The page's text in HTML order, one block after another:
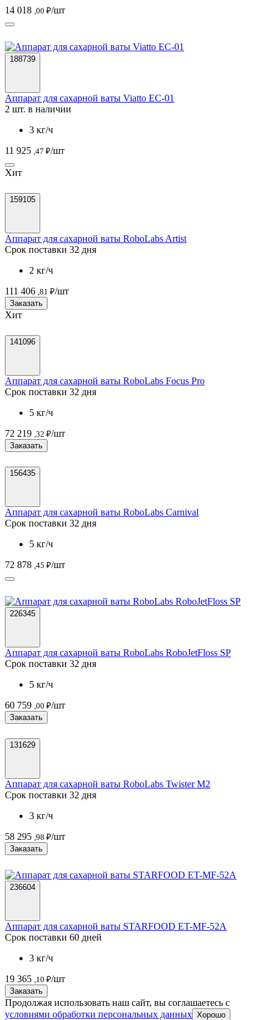
14 018 ,00 ₽/шт
188739
Аппарат для сахарной ваты Viatto EC-01
2 шт. в наличии
3 кг/ч
11 925 ,47 ₽/шт
Хит
159105
Аппарат для сахарной ваты RoboLabs Artist
Срок поставки 32 дня
2 кг/ч
111 406 ,81 ₽/шт
Заказать
Хит
141096
Аппарат для сахарной ваты RoboLabs Focus Pro
Срок поставки 32 дня
5 кг/ч
72 219 ,32 ₽/шт
Заказать
156435
Аппарат для сахарной ваты RoboLabs Carnival
Срок поставки 32 дня
5 кг/ч
72 878 ,45 ₽/шт
226345
Аппарат для сахарной ваты RoboLabs RoboJetFloss SP
Срок поставки 32 дня
5 кг/ч
60 759 ,00 ₽/шт
Заказать
131629
Аппарат для сахарной ваты RoboLabs Twister M2
Срок поставки 32 дня
3 кг/ч
58 295 ,98 ₽/шт
Заказать
236604
Аппарат для сахарной ваты STARFOOD ET-MF-52A
Срок поставки 60 дней
3 кг/ч
19 365 ,10 ₽/шт
Заказать
Продолжая использовать наш сайт, вы соглашаетесь c
условиями обработки персональных данных Хорошо